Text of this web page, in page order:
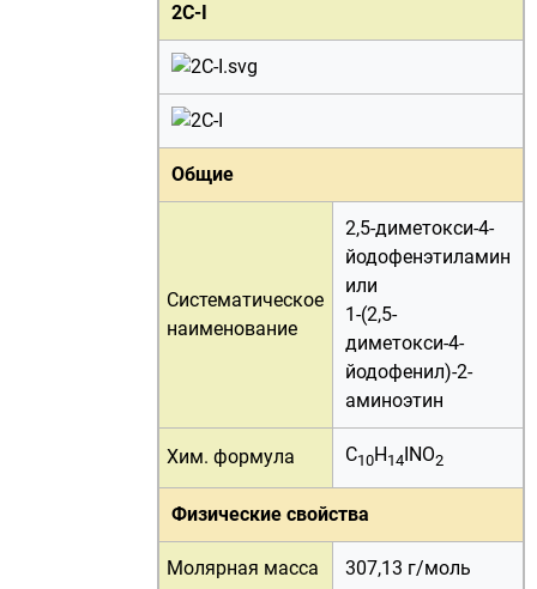
2C-I
Общие
Систематическое
наименование
2,5-диметокси-4-
йодофенэтиламин
или
1-(2,5-
диметокси-4-
йодофенил)-2-
аминоэтин
Хим. формула C10H14INO2
Физические свойства
Молярная масса 307,13 г/моль